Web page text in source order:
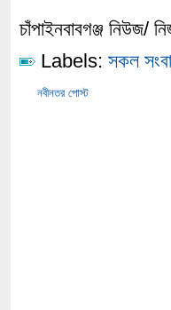
চাঁপাইনবাবগঞ্জ নিউজ/
Labels: সকল
নবীনতর পোস্ট